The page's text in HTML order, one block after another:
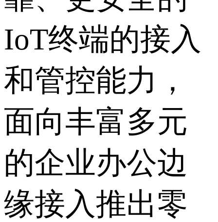
IoT终端的接入
和管控能力，
面向丰富多元
的企业办公边
缘接入推出零